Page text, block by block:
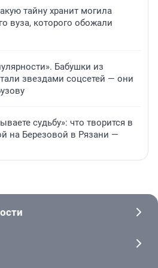
тайну хранит могила
вуза, которого обожали
Бабушки из
звездами соцсетей — они
судьбу»: что творится в
на Березовой в Рязани —